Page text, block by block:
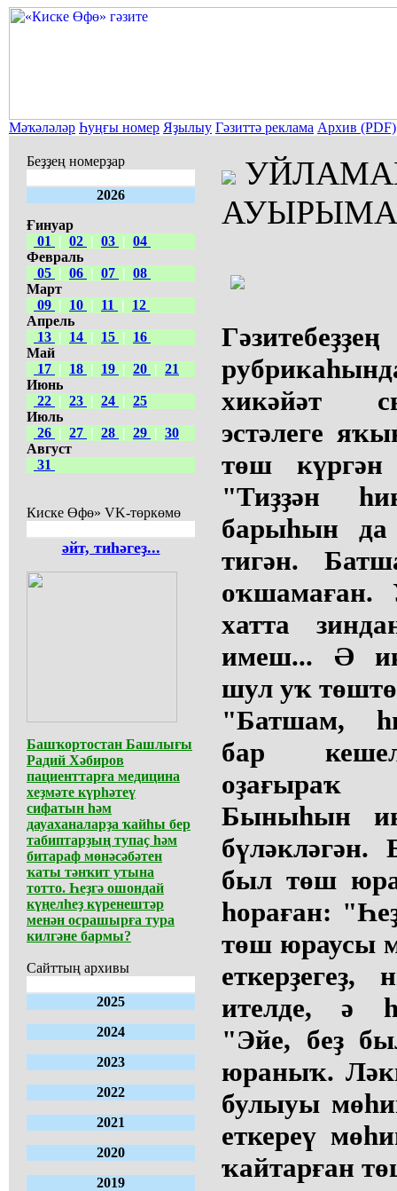
Мәҡәләләр Һуңғы номер Яҙылыу Гәзиттә реклама Архив (PDF)
Беҙҙең номерҙар
2026
Ғинуар
01
| 02 | 03 | 04
Февраль
05 | 06 | 07 | 08
Март
09 | 10 | 11 |
12
Апрель
13 | 14 | 15 |
16
Май
17 | 18 | 19 | 20 | 21
Июнь
22 | 23 | 24 | 25
Июль
26 | 27 | 28 | 29 | 30
Август
31
Киске Өфө» VK-төркөмө
әйт, тиһәгеҙ...
Башҡортостан Башлығы
Радий Хәбиров
пациенттарға медицина
хеҙмәте күрһәтеү
сифатын һәм
дауаханаларҙа ҡайһы бер
табиптарҙың тупаҫ һәм
битараф мөнәсәбәтен
ҡаты тәнҡит утына
тотто. Һеҙгә ошондай
күңелһеҙ күренештәр
менән осрашырға тура
килгәне бармы?
Сайттың архивы
2025
2024
2023
2022
2021
2020
2019
хикәйәт
эстәлеге
төш
"Тиҙҙән
барыһын
тигән.
хатта
имеш... Ә
шул уҡ
"Батшам,
бар
оҙағыраҡ
Быныһын
бүләкләгән.
был төш
һораған:
төш юраусы
ителде, ә
"Эйе, беҙ
юраныҡ.
булыуы
еткереү
ҡайтарған